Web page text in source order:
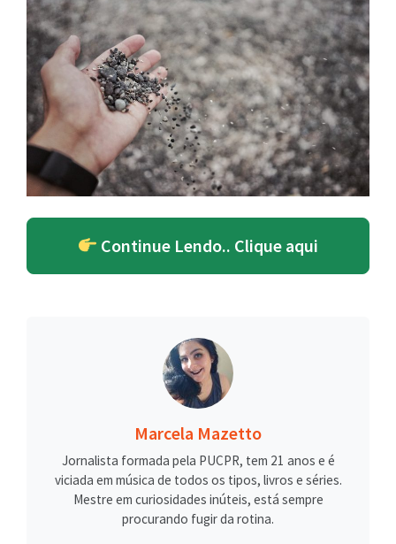
Continue Lendo.. Clique aqui
Marcela Mazetto
Jornalista formada pela PUCPR, tem 21 anos e é
viciada em música de todos os tipos, livros e séries.
Mestre em curiosidades inúteis, está sempre
procurando fugir da rotina.